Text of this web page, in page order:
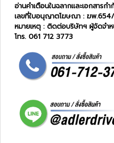
อ่านคำเตือนในฉลากและเอกสาร
เลขที่ใบอนุญาตโฆษณา : ฆพ
หมายเหตุ : ติดต่อบริษัทฯ ผู้จัดจำ
โทร. 061 712 3773